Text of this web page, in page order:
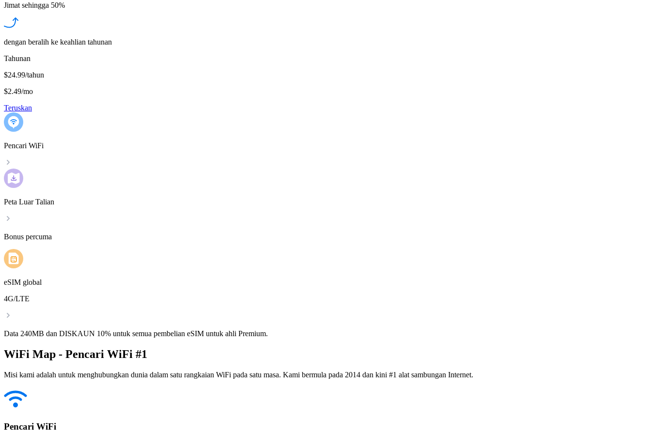
Jimat sehingga 50%
dengan beralih ke keahlian tahunan
Tahunan
$24.99/tahun
$2.49/mo
Teruskan
Pencari WiFi
Peta Luar Talian
Bonus percuma
eSIM global
4G/LTE
Data 240MB dan DISKAUN 10% untuk semua pembelian eSIM untuk ahli Premium.
WiFi Map - Pencari WiFi #1
Misi kami adalah untuk menghubungkan dunia dalam satu rangkaian WiFi pada satu masa. Kami bermula pada 2014 dan kini #1 alat sambungan Internet.
Pencari WiFi